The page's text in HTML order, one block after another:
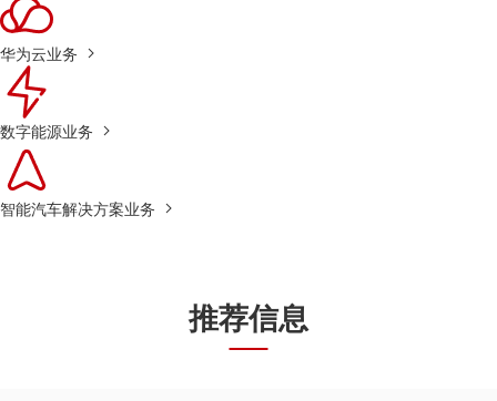
华为云业务
数字能源业务
智能汽车解决方案业务
推荐信息